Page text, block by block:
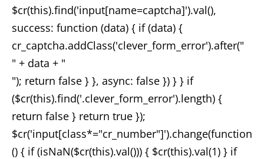
$cr(this).find('input[name=captcha]').val(),
success: function (data) { if (data) {
cr_captcha.addClass('clever_form_error').after("
" + data + "
"); return false } }, async: false }) } } if
($cr(this).find('.clever_form_error').length) {
return false } return true });
$cr('input[class*="cr_number"]').change(function
() { if (isNaN($cr(this).val())) { $cr(this).val(1) } if
Produktionen
Presse
Karriere
Kontakt
DE